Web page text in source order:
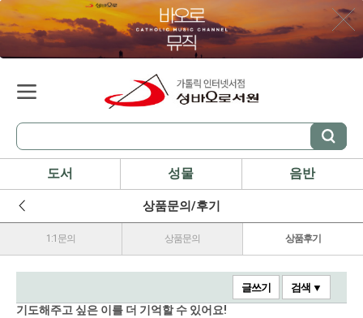
도서 성물 음반
상품문의/후기
1:1문의 상품문의 상품후기
글쓰기 검색 ▼
기도해주고 싶은 이를 더 기억할 수 있어요!